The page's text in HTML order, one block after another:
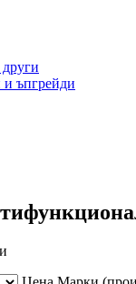
и ъпгрейди